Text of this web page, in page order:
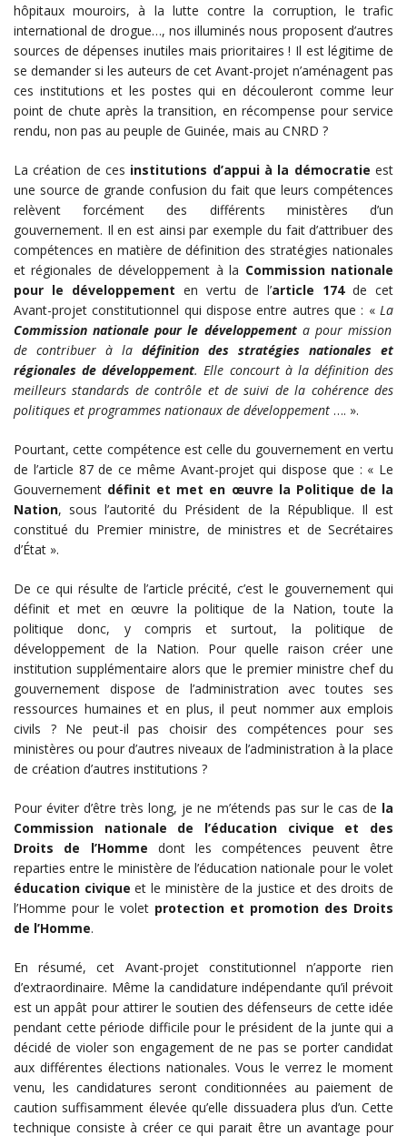
hôpitaux mouroirs, à la lutte contre la corruption, le trafic
international de drogue…, nos illuminés nous proposent d’autres
sources de dépenses inutiles mais prioritaires ! Il est légitime de
se demander si les auteurs de cet Avant-projet n’aménagent pas
ces institutions et les postes qui en découleront comme leur
point de chute après la transition, en récompense pour service
rendu, non pas au peuple de Guinée, mais au CNRD ?
La création de ces institutions d’appui à la démocratie est
une source de grande confusion du fait que leurs compétences
relèvent forcément des différents ministères d’un
gouvernement. Il en est ainsi par exemple du fait d’attribuer des
compétences en matière de définition des stratégies nationales
et régionales de développement à la Commission nationale
pour le développement en vertu de l’article 174 de cet
Avant-projet constitutionnel qui dispose entre autres que : « La
Commission nationale pour le développementa pour mission
de contribuer à la définition des stratégies nationales et
régionales de développement. Elle concourt à la définition des
meilleurs standards de contrôle et de suivi de la cohérence des
politiques et programmes nationaux de développement …. ».
Pourtant, cette compétence est celle du gouvernement en vertu
de l’article 87 de ce même Avant-projet qui dispose que : « Le
Gouvernement définit et met en œuvre la Politique de la
Nation, sous l’autorité du Président de la République. Il est
constitué du Premier ministre, de ministres et de Secrétaires
d’État ».
De ce qui résulte de l’article précité, c’est le gouvernement qui
définit et met en œuvre la politique de la Nation, toute la
politique donc, y compris et surtout, la politique de
développement de la Nation. Pour quelle raison créer une
institution supplémentaire alors que le premier ministre chef du
gouvernement dispose de l’administration avec toutes ses
ressources humaines et en plus, il peut nommer aux emplois
civils ? Ne peut-il pas choisir des compétences pour ses
ministères ou pour d’autres niveaux de l’administration à la place
de création d’autres institutions ?
Pour éviter d’être très long, je ne m’étends pas sur le cas de la
Commission nationale de l’éducation civique et des
Droits de l’Homme dont les compétences peuvent être
reparties entre le ministère de l’éducation nationale pour le volet
éducation civique et le ministère de la justice et des droits de
l’Homme pour le volet protection et promotion des Droits
de l’Homme.
En résumé, cet Avant-projet constitutionnel n’apporte rien
d’extraordinaire. Même la candidature indépendante qu’il prévoit
est un appât pour attirer le soutien des défenseurs de cette idée
pendant cette période difficile pour le président de la junte qui a
décidé de violer son engagement de ne pas se porter candidat
aux différentes élections nationales. Vous le verrez le moment
venu, les candidatures seront conditionnées au paiement de
caution suffisamment élevée qu’elle dissuadera plus d’un. Cette
technique consiste à créer ce qui parait être un avantage pour